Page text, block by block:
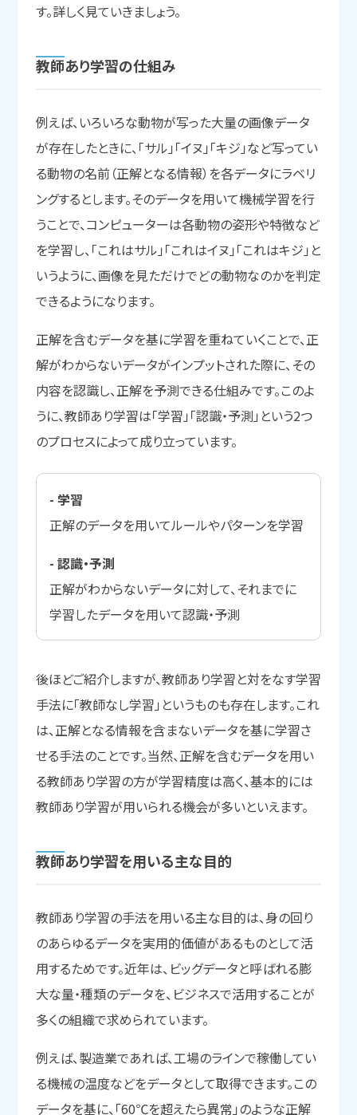
す。詳しく見ていきましょう。
教師あり学習の仕組み
例えば、いろいろな動物が写った大量の画像データ
が存在したときに、「サル」「イヌ」「キジ」など写ってい
る動物の名前（正解となる情報）を各データにラベリ
ングするとします。そのデータを用いて機械学習を行
うことで、コンピューターは各動物の姿形や特徴など
を学習し、「これはサル」「これはイヌ」「これはキジ」と
いうように、画像を見ただけでどの動物なのかを判定
できるようになります。
正解を含むデータを基に学習を重ねていくことで、正
解がわからないデータがインプットされた際に、その
内容を認識し、正解を予測できる仕組みです。このよ
うに、教師あり学習は「学習」「認識・予測」という2つ
のプロセスによって成り立っています。
- 学習
正解のデータを用いてルールやパターンを学習
- 認識・予測
正解がわからないデータに対して、それまでに
学習したデータを用いて認識・予測
後ほどご紹介しますが、教師あり学習と対をなす学習
手法に「教師なし学習」というものも存在します。これ
は、正解となる情報を含まないデータを基に学習さ
せる手法のことです。当然、正解を含むデータを用い
る教師あり学習の方が学習精度は高く、基本的には
教師あり学習が用いられる機会が多いといえます。
教師あり学習を用いる主な目的
教師あり学習の手法を用いる主な目的は、身の回り
のあらゆるデータを実用的価値があるものとして活
用するためです。近年は、ビッグデータと呼ばれる膨
大な量・種類のデータを、ビジネスで活用することが
多くの組織で求められています。
例えば、製造業であれば、工場のラインで稼働してい
る機械の温度などをデータとして取得できます。この
データを基に、「60℃を超えたら異常」のような正解